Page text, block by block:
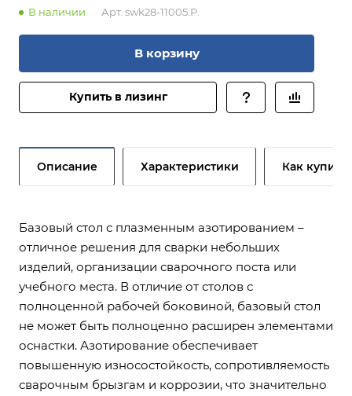
В наличии Арт. swk28-11005.P.
В корзину
Купить в лизинг
Описание Характеристики Как купить
Базовый стол с плазменным азотированием –
отличное решения для сварки небольших
изделий, организации сварочного поста или
учебного места. В отличие от столов с
полноценной рабочей боковиной, базовый стол
не может быть полноценно расширен элементами
оснастки. Азотирование обеспечивает
повышенную износостойкость, сопротивляемость
сварочным брызгам и коррозии, что значительно